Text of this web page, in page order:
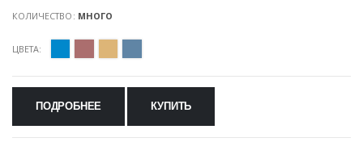
КОЛИЧЕСТВО: МНОГО
ЦВЕТА:
ПОДРОБНЕЕ КУПИТЬ